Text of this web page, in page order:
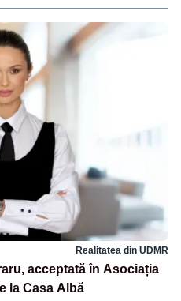
Realitatea din UDMR
acceptată în Asociația
la Casa Albă